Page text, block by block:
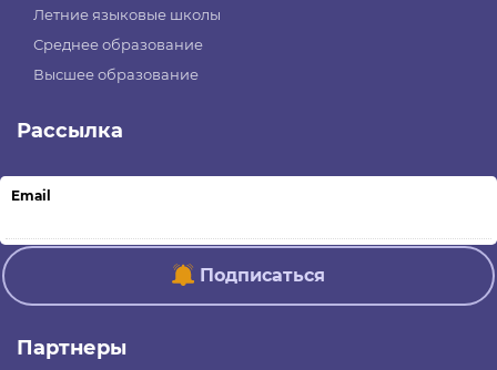
Летние языковые школы
Среднее образование
Высшее образование
Рассылка
Email
Подписаться
Партнеры